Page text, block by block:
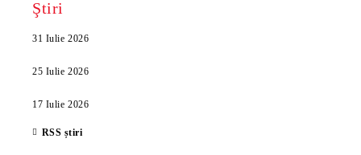
Ştiri
31 Iulie 2026
25 Iulie 2026
17 Iulie 2026
RSS știri